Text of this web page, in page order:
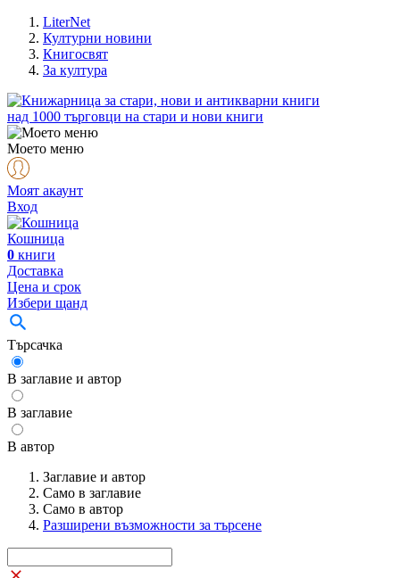
LiterNet
Културни новини
Книгосвят
За култура
над 1000 търговци на стари и нови книги
Моето меню
Моят акаунт
Вход
Кошница
0 книги
Доставка
Цена и срок
Избери щанд
Търсачка
В заглавие и автор
В заглавие
В автор
Заглавие и автор
Само в заглавие
Само в автор
Разширени възможности за търсене